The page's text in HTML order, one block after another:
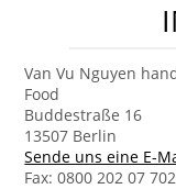
Van Vu Nguyen
Food
Buddestraße 16
13507 Berlin
Sende uns eine E-
Fax: 0800 202 07 702